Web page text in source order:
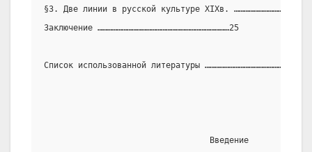
§3. Две линии в русской культуре XIXв.
Заключение ………………………………………………………………………25
Список использованной литературы …………………………………………...28
                                  Введение